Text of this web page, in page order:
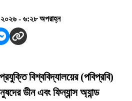
২০২৬ - ৬:২৮ অপরাহ্ন
বিশ্ববিদ্যালয়ের (পবিপ্রবি)
ডীন এবং ফিন্যান্স অ্যান্ড